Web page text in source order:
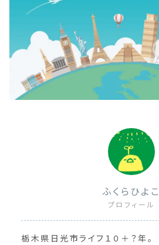
ふくらひよこ
プロフィール
栃木県日光市ライフ１０＋？年。